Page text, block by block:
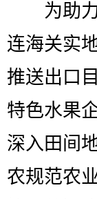
为助力
连海关实
推送出口
特色水果
深入田间
农规范农